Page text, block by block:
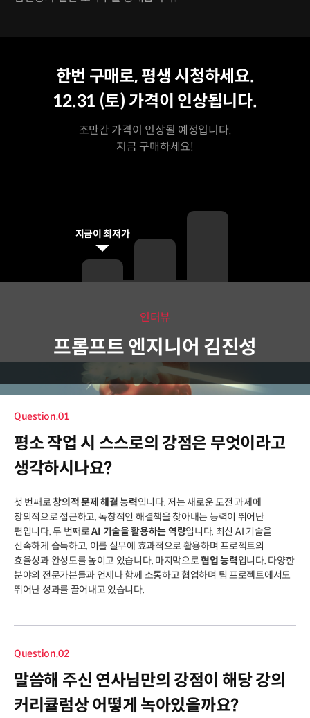
한번 구매로, 평생 시청하세요.
12.31 (토) 가격이 인상됩니다.
조만간 가격이 인상될 예정입니다.
지금 구매하세요!
지금이 최저가
인터뷰
프롬프트 엔지니어 김진성
Question.01
평소 작업 시 스스로의 강점은 무엇이라고
생각하시나요?
첫 번째로창의적 문제 해결 능력입니다. 저는 새로운 도전 과제에
창의적으로 접근하고, 독창적인 해결책을 찾아내는 능력이 뛰어난
편입니다. 두 번째로AI 기술을 활용하는 역량입니다. 최신 AI 기술을
신속하게 습득하고, 이를 실무에 효과적으로 활용하며 프로젝트의
효율성과 완성도를 높이고 있습니다. 마지막으로협업 능력입니다. 다양한
분야의 전문가분들과 언제나 함께 소통하고 협업하며 팀 프로젝트에서도
뛰어난 성과를 끌어내고 있습니다.
Question.02
말씀해 주신 연사님만의 강점이 해당 강의
커리큘럼상 어떻게 녹아있을까요?